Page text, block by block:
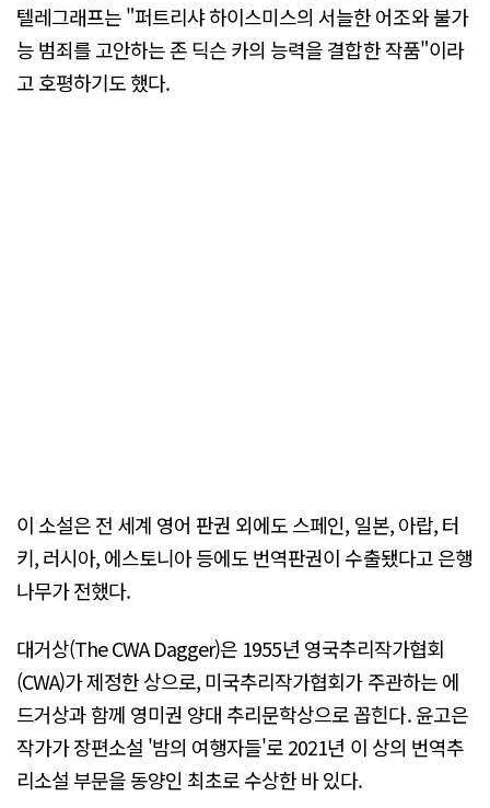
텔레그래프는 "퍼트리샤 하이스미스의 서늘한 어조와 불가
능 범죄를 고안하는 존 딕슨 카의 능력을 결합한 작품"이라
고 호평하기도 했다.
이 소설은 전 세계 영어 판권 외에도 스페인, 일본, 아랍, 터
키, 러시아, 에스토니아 등에도 번역판권이 수출됐다고 은행
나무가 전했다.
대거상(The CWA Dagger)은 1955년 영국추리작가협회
(CWA)가 제정한 상으로, 미국추리작가협회가 주관하는 에
드거상과 함께 영미권 양대 추리문학상으로 꼽힌다. 윤고은
작가가 장편소설 '밤의 여행자들'로 2021년 이 상의 번역추
리소설 부문을 동양인 최초로 수상한 바 있다.